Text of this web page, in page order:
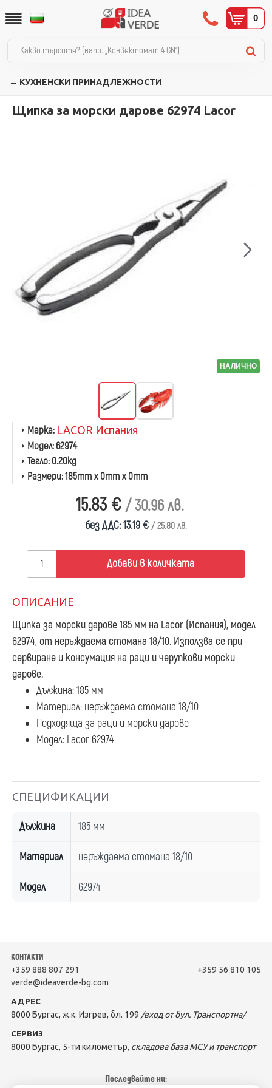
0
← КУХНЕНСКИ ПРИНАДЛЕЖНОСТИ
Щипка за морски дарове 62974 Lacor
НАЛИЧНО
15.83 € / 30.96 лв.
без ДДС: 13.19 € / 25.80 лв.
Марка: LACOR Испания
Модел:62974
Тегло:0.20kg
Размери:185mm x 0mm x 0mm
Добави в количката
ОПИСАНИЕ
Щипка за морски дарове 185 мм на Lacor (Испания), модел
62974, от неръждаема стомана 18/10. Използва се при
сервиране и консумация на раци и черупкови морски
дарове.
Дължина: 185 мм
Материал: неръждаема стомана 18/10
Подходяща за раци и морски дарове
Модел: Lacor 62974
СПЕЦИФИКАЦИИ
Дължина 185 мм
Материал неръждаема стомана 18/10
Модел 62974
КОНТАКТИ
+359 888 807 291
+359 56 810 105
verde@ideaverde-bg.com
АДРЕС
8000 Бургас, ж.к. Изгрев, бл. 199 /вход от бул. Транспортна/
СЕРВИЗ
8000 Бургас, 5-ти километър, складова база МСУ и транспорт
Последвайте ни: